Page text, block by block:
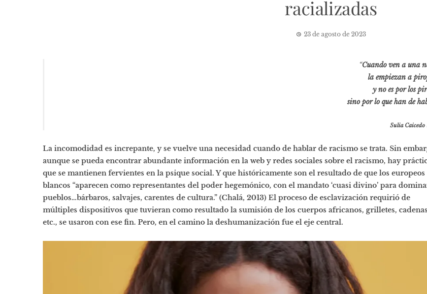
racializadas
23 de agosto de 2023
“Cuando ven a una
la empiezan a
y no es por los
sino por lo que han de
Sulia Caicedo
La incomodidad es increpante, y se vuelve una necesidad cuando de hablar de racismo se trata. Sin
aunque se pueda encontrar abundante información en la web y redes sociales sobre el racismo, hay
que se mantienen fervientes en la psique social. Y que históricamente son el resultado de que los europeos
blancos “aparecen como representantes del poder hegemónico, con el mandato ‘cuasi divino’ para
pueblos…bárbaros, salvajes, carentes de cultura.” (Chalá, 2013) El proceso de esclavización requirió de
múltiples dispositivos que tuvieran como resultado la sumisión de los cuerpos africanos, grilletes,
etc., se usaron con ese fin. Pero, en el camino la deshumanización fue el eje central.